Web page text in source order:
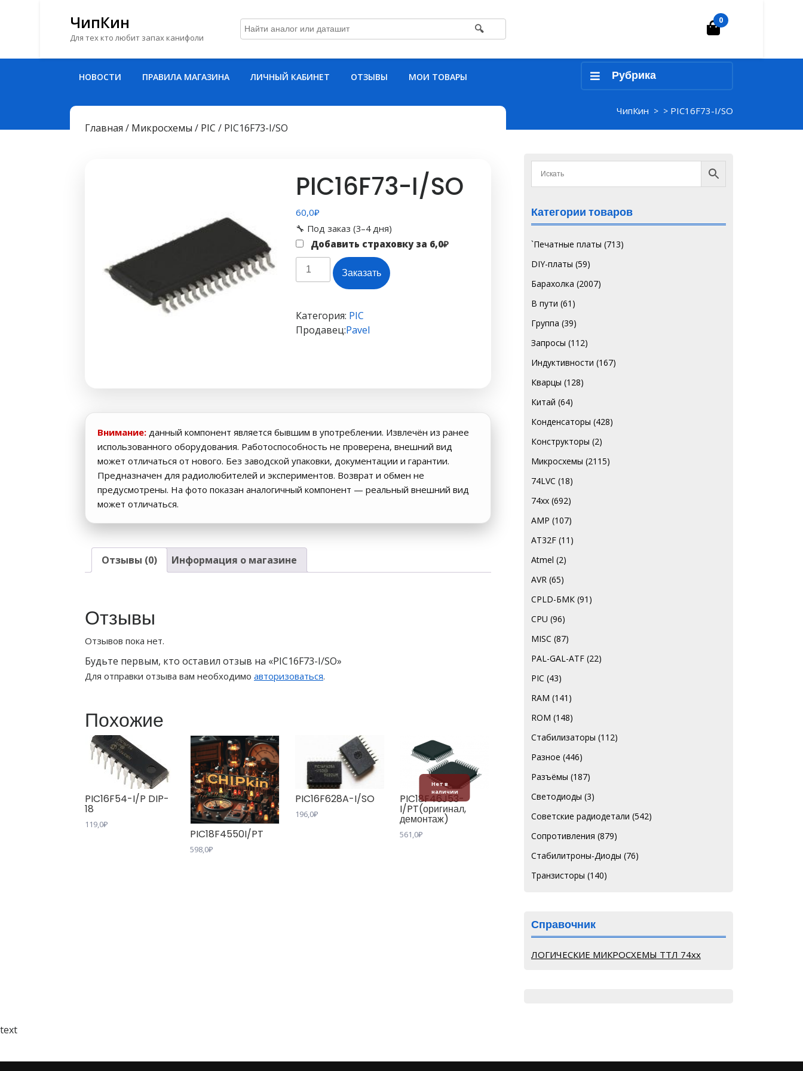
ЧипКин
Для тех кто любит запах канифоли
🔍 Корзина
0
НОВОСТИ ПРАВИЛА МАГАЗИНА ЛИЧНЫЙ КАБИНЕТ ОТЗЫВЫ МОИ ТОВАРЫ Рубрика
ЧипКин > > PIC16F73-I/SO
Главная / Микросхемы / PIC / PIC16F73-I/SO
PIC16F73-I/SO
60,0₽
🔧 Под заказ (3–4 дня)
Добавить страховку за 6,0₽
Количество
товара
Заказать
Категория: PIC
Продавец:Pavel
Внимание: данный компонент является бывшим в употреблении. Извлечён из ранее
использованного оборудования. Работоспособность не проверена, внешний вид
может отличаться от нового. Без заводской упаковки, документации и гарантии.
Предназначен для радиолюбителей и экспериментов. Возврат и обмен не
предусмотрены. На фото показан аналогичный компонент — реальный внешний вид
может отличаться.
Отзывы (0) Информация о магазине
Отзывы
Отзывов пока нет.
Будьте первым, кто оставил отзыв на «PIC16F73-I/SO»
Для отправки отзыва вам необходимо авторизоваться.
Похожие
PIC16F54-I/P DIP-
18
119,0₽
PIC18F4550I/PT
598,0₽
PIC16F628A-I/SO
196,0₽
Нет в
наличии
PIC18F46J53-
I/PT(оригинал,
демонтаж)
561,0₽
Категории товаров
`Печатные платы (713)
DIY-платы (59)
Барахолка (2007)
В пути (61)
Группа (39)
Запросы (112)
Индуктивности (167)
Кварцы (128)
Китай (64)
Конденсаторы (428)
Конструкторы (2)
Микросхемы (2115)
74LVC (18)
74хх (692)
AMP (107)
AT32F (11)
Atmel (2)
AVR (65)
CPLD-БМК (91)
CPU (96)
MISC (87)
PAL-GAL-ATF (22)
PIC (43)
RAM (141)
ROM (148)
Стабилизаторы (112)
Разное (446)
Разъёмы (187)
Светодиоды (3)
Советские радиодетали (542)
Сопротивления (879)
Стабилитроны-Диоды (76)
Транзисторы (140)
Справочник
ЛОГИЧЕСКИЕ МИКРОСХЕМЫ ТТЛ 74хх
text